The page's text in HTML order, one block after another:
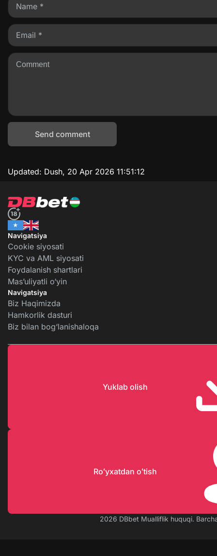
Send comment
Updated: Dush, 20 Apr 2026 11:51:12
Navigatsiya
Cookie siyosati
KYC va AML siyosati
Foydalanish shartlari
Mas’uliyatli o‘yin
Navigatsiya
Biz Haqimizda
Hamkorlik dasturi
Biz bilan bog‘lanishaloqa
Yuklab olish
Roʻyxatdan oʻtish
2026 DBbet Mualliflik huquqi.